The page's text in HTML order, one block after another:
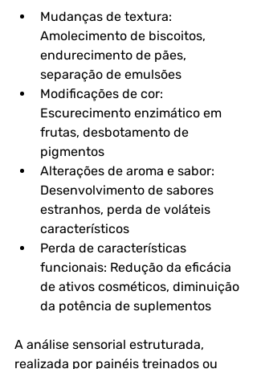
Mudanças de textura:
Amolecimento de biscoitos,
endurecimento de pães,
separação de emulsões
Modificações de cor:
Escurecimento enzimático em
frutas, desbotamento de
pigmentos
Alterações de aroma e sabor:
Desenvolvimento de sabores
estranhos, perda de voláteis
característicos
Perda de características
funcionais: Redução da eficácia
de ativos cosméticos, diminuição
da potência de suplementos
A análise sensorial estruturada,
realizada por painéis treinados ou